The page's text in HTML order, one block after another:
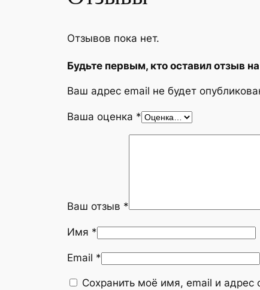
Отзывов пока нет.
Будьте первым, кто оставил отзыв
Ваш адрес email не будет
Ваша оценка *
Ваш отзыв *
Имя *
Email *
Сохранить моё имя, email и